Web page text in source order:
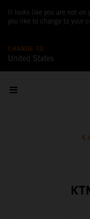
It looks like you are not on
you like to change to your
CHANGE TO
United States